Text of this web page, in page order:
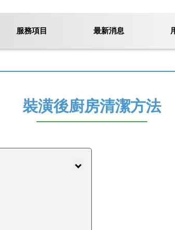
服務項目 最新消息
裝潢後廚房清潔方法